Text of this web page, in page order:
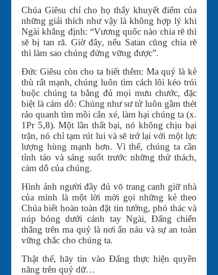
Chúa Giêsu chỉ cho họ thấy khuyết điểm của
những giải thích như vậy là không hợp lý khi
Ngài khẳng định: “Vương quốc nào chia rẽ thì
sẽ bị tan rã. Giờ đây, nếu Satan cũng chia rẽ
thì làm sao chúng đứng vững được”.
Ðức Giêsu còn cho ta biết thêm: Ma quỷ là kẻ
thù rất mạnh, chúng luôn tìm cách lôi kéo trói
buộc chúng ta bằng đủ mọi mưu chước, đặc
biệt là cám dỗ: Chúng như sư tử luôn gầm thét
rảo quanh tìm mồi cắn xé, làm hại chúng ta (x.
1Pr 5,8). Một lần thất bại, nó không chịu bại
trận, nó chỉ tạm rút lui và sẽ trở lại với một lực
lượng hùng mạnh hơn. Vì thế, chúng ta cần
tỉnh táo và sáng suốt trước những thử thách,
cám dỗ của chúng.
Hình ảnh người đầy đủ võ trang canh giữ nhà
của mình là một lời mời gọi những kẻ theo
Chúa biết hoàn toàn đặt tin tưởng, phó thác và
núp bóng dưới cánh tay Ngài, Đấng chiến
thắng trên ma quỷ là nơi ẩn náu và sự an toàn
vững chắc cho chúng ta.
Thật thế, hãy tin vào Ðấng thực hiện quyền
năng trên quỷ dữ…